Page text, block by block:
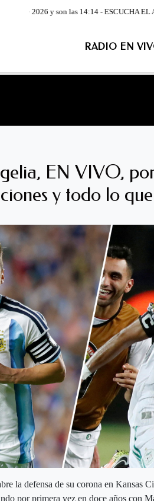
y son las 14:14 - ESCUCHA EL
PROGRAMACIÓN FOTOS
RADIO EN
EN VIVO,
y todo lo
la defensa de su corona en Kansas
por primera vez en doce años con